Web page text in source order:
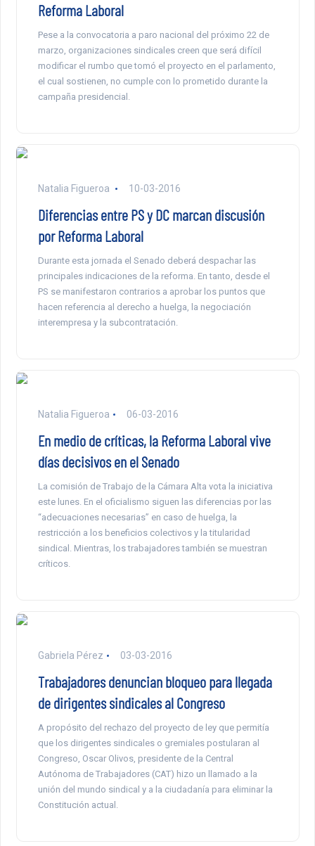
Reforma Laboral
Pese a la convocatoria a paro nacional del próximo 22 de
marzo, organizaciones sindicales creen que será difícil
modificar el rumbo que tomó el proyecto en el parlamento,
el cual sostienen, no cumple con lo prometido durante la
campaña presidencial.
Natalia Figueroa 10-03-2016
Diferencias entre PS y DC marcan discusión
por Reforma Laboral
Durante esta jornada el Senado deberá despachar las
principales indicaciones de la reforma. En tanto, desde el
PS se manifestaron contrarios a aprobar los puntos que
hacen referencia al derecho a huelga, la negociación
interempresa y la subcontratación.
Natalia Figueroa 06-03-2016
En medio de críticas, la Reforma Laboral vive
días decisivos en el Senado
La comisión de Trabajo de la Cámara Alta vota la iniciativa
este lunes. En el oficialismo siguen las diferencias por las
“adecuaciones necesarias” en caso de huelga, la
restricción a los beneficios colectivos y la titularidad
sindical. Mientras, los trabajadores también se muestran
críticos.
Gabriela Pérez 03-03-2016
Trabajadores denuncian bloqueo para llegada
de dirigentes sindicales al Congreso
A propósito del rechazo del proyecto de ley que permitía
que los dirigentes sindicales o gremiales postularan al
Congreso, Oscar Olivos, presidente de la Central
Autónoma de Trabajadores (CAT) hizo un llamado a la
unión del mundo sindical y a la ciudadanía para eliminar la
Constitución actual.